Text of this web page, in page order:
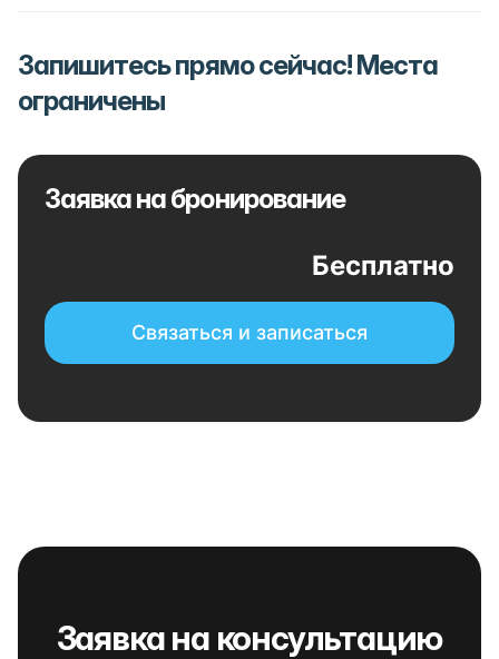
Запишитесь прямо сейчас! Места
ограничены
Заявка на бронирование
Бесплатно
Связаться и записаться
Заявка на консультацию